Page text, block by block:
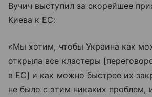
Вучич выступил за скорейшее
Киева к ЕС:
«Мы хотим, чтобы Украина как
открыла все кластеры
в ЕС] и как можно быстрее их
не было с этим никаких проблем,